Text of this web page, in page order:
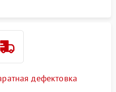
дефектовка